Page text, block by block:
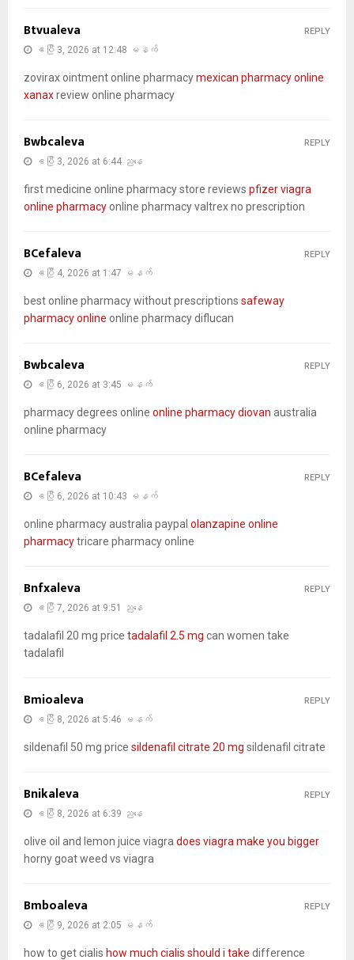
Btvualeva
ဧပြီ 3, 2026 at 12:48 မနက်
zovirax ointment online pharmacymexican pharmacy online
xanaxreview online pharmacy
REPLY
Bwbcaleva
ဧပြီ 3, 2026 at 6:44 ညနေ
first medicine online pharmacy store reviews pfizer viagra
online pharmacyonline pharmacy valtrex no prescription
REPLY
BCefaleva
ဧပြီ 4, 2026 at 1:47 မနက်
best online pharmacy without prescriptions safeway
pharmacy online online pharmacy diflucan
REPLY
Bwbcaleva
ဧပြီ 6, 2026 at 3:45 မနက်
pharmacy degrees online online pharmacy diovan australia
online pharmacy
REPLY
BCefaleva
ဧပြီ 6, 2026 at 10:43 မနက်
online pharmacy australia paypal olanzapine online
pharmacytricare pharmacy online
REPLY
Bnfxaleva
ဧပြီ 7, 2026 at 9:51 ညနေ
tadalafil 20 mg price tadalafil 2.5 mg can women take
tadalafil
REPLY
Bmioaleva
ဧပြီ 8, 2026 at 5:46 မနက်
sildenafil 50 mg price sildenafil citrate 20 mg sildenafil citrate
REPLY
Bnikaleva
ဧပြီ 8, 2026 at 6:39 ညနေ
olive oil and lemon juice viagra does viagra make you bigger
horny goat weed vs viagra
REPLY
Bmboaleva
ဧပြီ 9, 2026 at 2:05 မနက်
how to get cialis how much cialis should i take difference
REPLY